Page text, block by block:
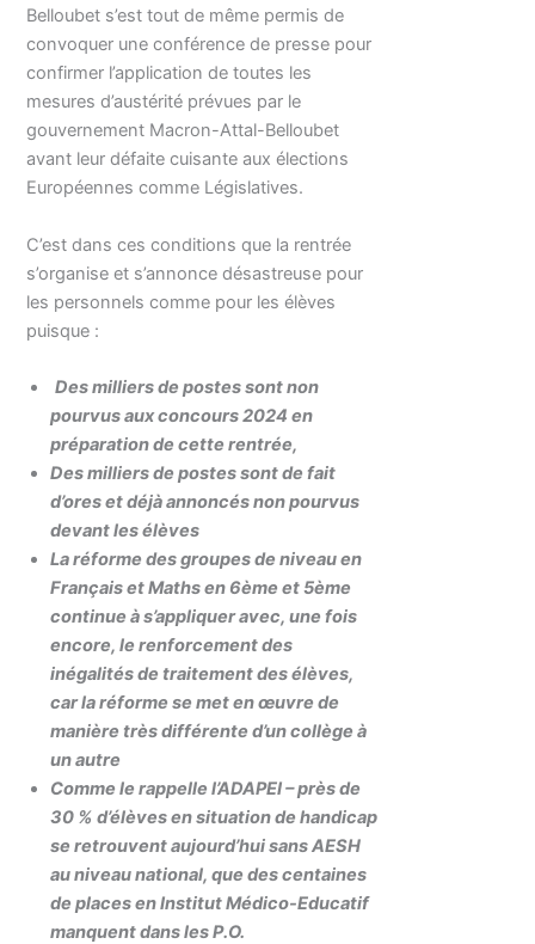
Belloubet s’est tout de même permis de
convoquer une conférence de presse pour
confirmer l’application de toutes les
mesures d’austérité prévues par le
gouvernement Macron-Attal-Belloubet
avant leur défaite cuisante aux élections
Européennes comme Législatives.
C’est dans ces conditions que la rentrée
s’organise et s’annonce désastreuse pour
les personnels comme pour les élèves
puisque :
Des milliers de postes sont non
pourvus aux concours 2024 en
préparation de cette rentrée,
Des milliers de postes sont de fait
d’ores et déjà annoncés non pourvus
devant les élèves
La réforme des groupes de niveau en
Français et Maths en 6ème et 5ème
continue à s’appliquer avec, une fois
encore, le renforcement des
inégalités de traitement des élèves,
car la réforme se met en œuvre de
manière très différente d’un collège à
un autre
Comme le rappelle l’ADAPEI – près de
30 % d’élèves en situation de handicap
se retrouvent aujourd’hui sans AESH
au niveau national, que des centaines
de places en Institut Médico-Educatif
manquent dans les P.O.